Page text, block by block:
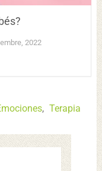
2022
, Terapia